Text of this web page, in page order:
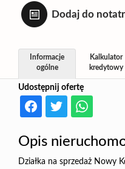
Dodaj do
Udostępnij ofertę
Informacje
ogólne
Kalkulator
kredytowy
Opis
Działka na sprzedaż Nowy